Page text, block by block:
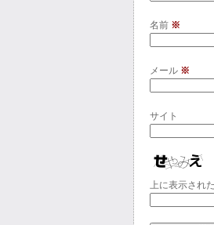
名前 ※
メール ※
サイト
上に表示され